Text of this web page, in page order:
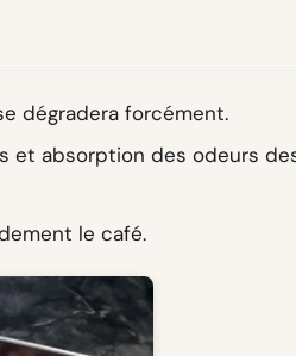
dégradera forcément.
et absorption des odeurs
le café.